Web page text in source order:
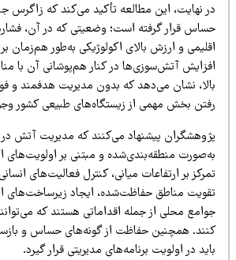
نهایت، این مطالعه تأکید می‌کند که زاگرس
قرار گرفته است؛ وضعیتی که در آن، فشارهای
و ارزش بالای اکولوژیکی به‌طور هم‌زمان بر
آتش‌سوزی‌ها در کنار هم‌پوشانی آن با مناطق
نشان می‌دهد که بدون مدیریت هدفمند و فوری،
بخش مهمی از زیستگاه‌های طبیعی کشور وجود
پیشنهاد می‌کنند که مدیریت آتش در این
منطقه‌بندی‌شده و مبتنی بر اولویت‌های
بر ارتفاعات میانی، کنترل فعالیت‌های انسانی
مناطق حفاظت‌شده، ایجاد زیرساخت‌های
محلی از جمله اقداماتی هستند که می‌توانند
همچنین حفاظت از گونه‌های حساس و بازسازی
در اولویت برنامه‌های مدیریتی قرار گیرد.